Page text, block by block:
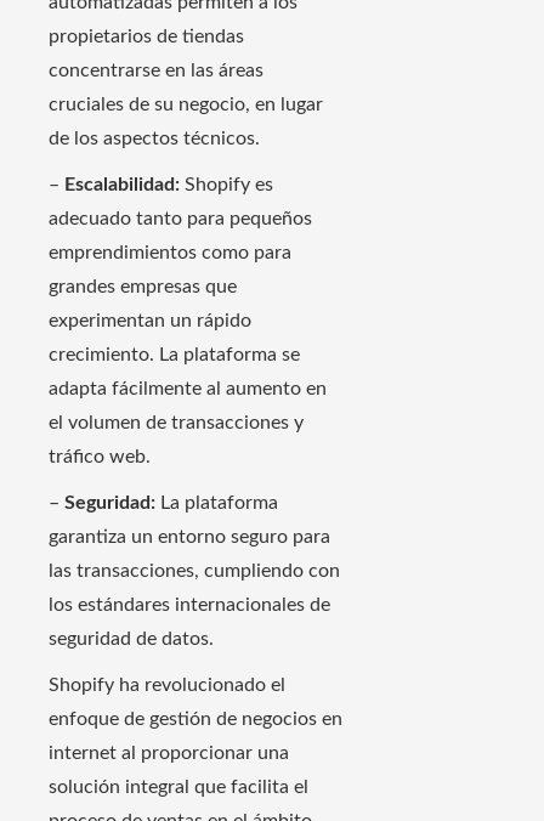
propietarios de tiendas
concentrarse en las áreas
cruciales de su negocio, en lugar
de los aspectos técnicos.
– Escalabilidad: Shopify es
adecuado tanto para pequeños
emprendimientos como para
grandes empresas que
experimentan un rápido
crecimiento. La plataforma se
adapta fácilmente al aumento en
el volumen de transacciones y
tráfico web.
– Seguridad: La plataforma
garantiza un entorno seguro para
las transacciones, cumpliendo con
los estándares internacionales de
seguridad de datos.
Shopify ha revolucionado el
enfoque de gestión de negocios en
internet al proporcionar una
solución integral que facilita el